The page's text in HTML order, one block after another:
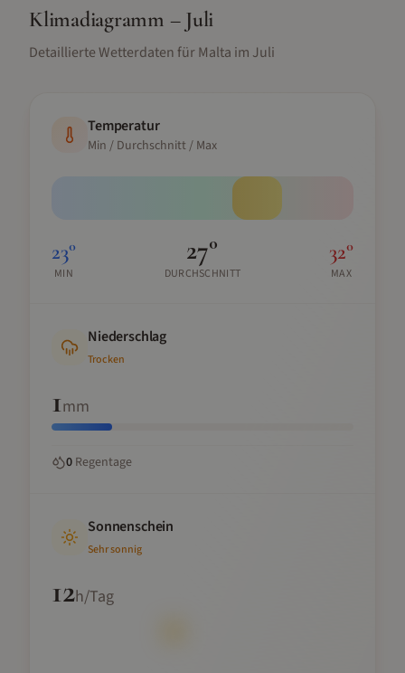
Klimadiagramm – Juli
Detaillierte Wetterdaten fürMalta im Juli
Temperatur
Min / Durchschnitt / Max
23°
MIN
27°
DURCHSCHNITT
32°
MAX
Niederschlag
Trocken
1mm
0 Regentage
Sonnenschein
Sehr sonnig
12h/Tag